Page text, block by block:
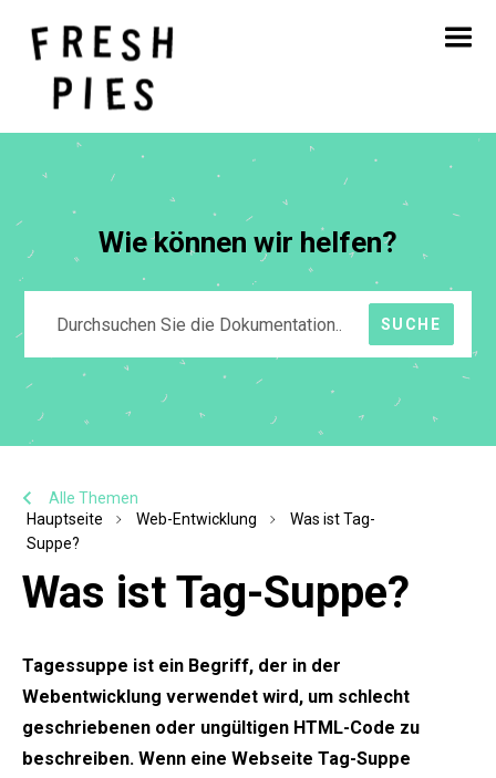
Startseite
Über
Unsere Arbeit
Wie können wir helfen?
SUCHE
Alle Themen
Hauptseite
Web-Entwicklung
Was ist Tag-
Suppe?
Was ist Tag-Suppe?
Tagessuppe ist ein Begriff, der in der
Webentwicklung verwendet wird, um schlecht
geschriebenen oder ungültigen HTML-Code zu
beschreiben. Wenn eine Webseite Tag-Suppe